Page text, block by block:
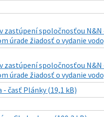
zastúpení spoločnosťou N&N
úrade žiadosť o vydanie
zastúpení spoločnosťou N&N
úrade žiadosť o vydanie
- časť Plánky (19,1 kB)